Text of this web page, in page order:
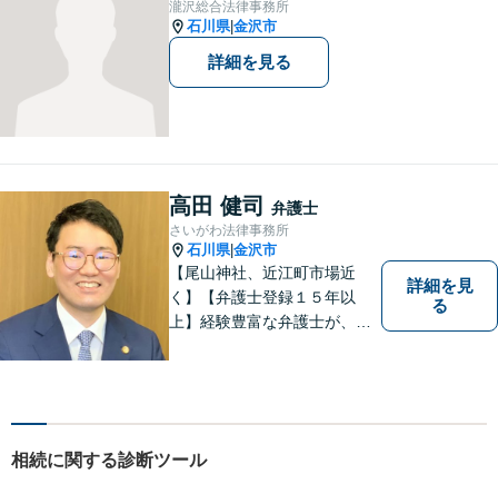
瀧沢総合法律事務所
石川県|金沢市
詳細を見る
高田 健司 弁護士
さいがわ法律事務所
石川県|金沢市
【尾山神社、近江町市場近
く】【弁護士登録１５年以
上】経験豊富な弁護士が、誠
詳細を見
る
相続に関する診断ツール